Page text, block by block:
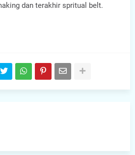
dan terakhir spritual belt.